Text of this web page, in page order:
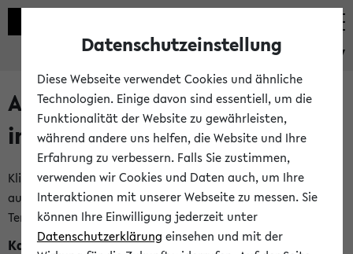
eKVV
Alle veröffentlichten Semester
im eKVV
Klicken Sie auf das Semester, welches Sie für Ihre Sitzung
auswählen möchten. Bitte beachten Sie auch die weiteren
Termine imKalender der Lehrplanung
Kalenderintegration
Datenschutzeinstellung
Diese Webseite verwendet Cookies und ähnliche
Technologien. Einige davon sind essentiell, um die
Funktionalität der Website zu gewährleisten,
während andere uns helfen, die Website und Ihre
Erfahrung zu verbessern. Falls Sie zustimmen,
verwenden wir Cookies und Daten auch, um Ihre
Interaktionen mit unserer Webseite zu messen. Sie
können Ihre Einwilligung jederzeit unter
Datenschutzerklärung einsehen und mit der